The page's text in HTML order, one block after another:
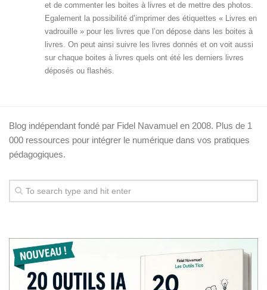
et de commenter les boites à livres et de mettre des photos.
Egalement la possibilité d’imprimer des étiquettes « Livres en
vadrouille » pour les livres que l’on dépose dans les boites à
livres. On peut ainsi suivre les livres donnés et on voit aussi
sur chaque boites à livres quels ont été les derniers livres
déposés ou flashés.
Blog indépendant fondé par Fidel Navamuel en 2008. Plus de 1
000 ressources pour intégrer le numérique dans vos pratiques
pédagogiques.